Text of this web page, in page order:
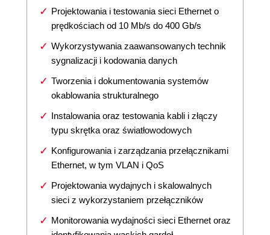
Projektowania i testowania sieci Ethernet o
prędkościach od 10 Mb/s do 400 Gb/s
Wykorzystywania zaawansowanych technik
sygnalizacji i kodowania danych
Tworzenia i dokumentowania systemów
okablowania strukturalnego
Instalowania oraz testowania kabli i złączy
typu skrętka oraz światłowodowych
Konfigurowania i zarządzania przełącznikami
Ethernet, w tym VLAN i QoS
Projektowania wydajnych i skalowalnych
sieci z wykorzystaniem przełączników
Monitorowania wydajności sieci Ethernet oraz